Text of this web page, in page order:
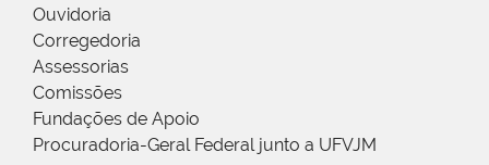
Ouvidoria
Corregedoria
Assessorias
Comissões
Fundações de Apoio
Procuradoria-Geral Federal junto a UFVJM